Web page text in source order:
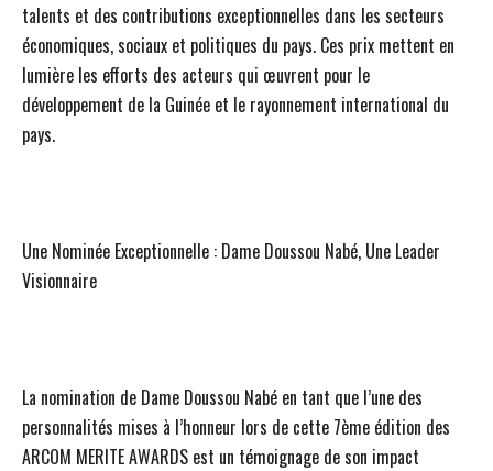
talents et des contributions exceptionnelles dans les secteurs
économiques, sociaux et politiques du pays. Ces prix mettent en
lumière les efforts des acteurs qui œuvrent pour le
développement de la Guinée et le rayonnement international du
pays.
Une Nominée Exceptionnelle : Dame Doussou Nabé, Une Leader
Visionnaire
La nomination de Dame Doussou Nabé en tant que l’une des
personnalités mises à l’honneur lors de cette 7ème édition des
ARCOM MERITE AWARDS est un témoignage de son impact